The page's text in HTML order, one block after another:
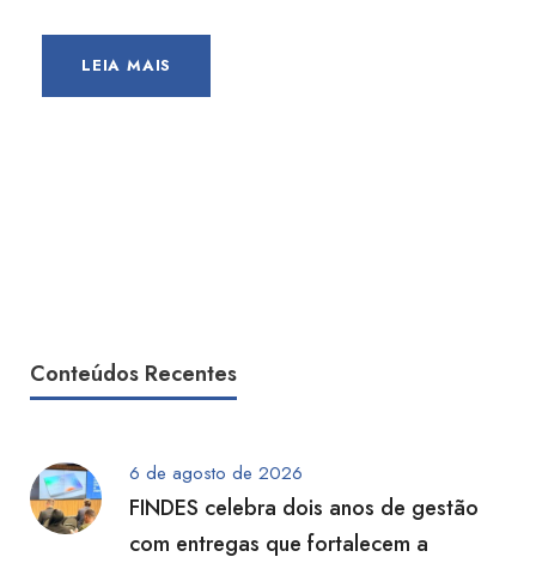
LEIA MAIS
Conteúdos Recentes
6 de agosto de 2026
FINDES celebra dois anos de gestão
com entregas que fortalecem a